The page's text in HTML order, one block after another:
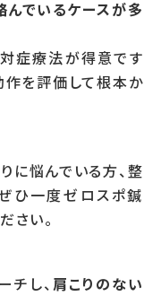
でいるケースが多
症療法が得意です
を評価して根本か
に悩んでいる方、整
ひ一度ゼロスポ鍼
さい。
チし、肩こりのない